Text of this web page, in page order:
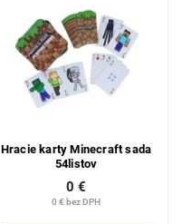
Hracie karty Minecraft sada
54listov
0 € bez DPH
0 €